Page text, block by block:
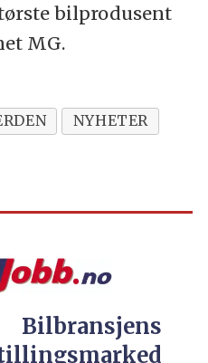
bilprodusent
MG.
NYHETER
Bilbransjens